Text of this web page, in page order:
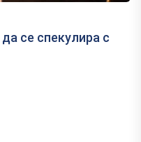
се спекулира с